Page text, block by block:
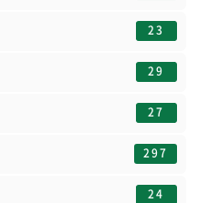
23
29
27
297
24